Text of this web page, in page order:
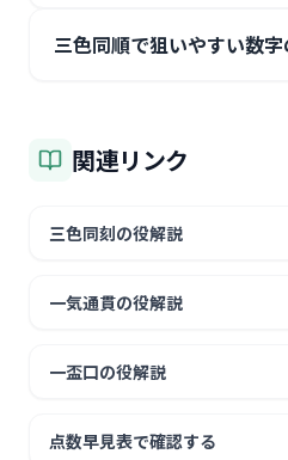
三色同順で狙いやすい数
関連リンク
三色同刻の役解説
一気通貫の役解説
一盃口の役解説
点数早見表で確認する